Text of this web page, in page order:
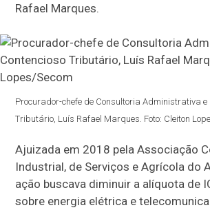
Rafael Marques.
Procurador-chefe de Consultoria Administrativa e
Tributário, Luís Rafael Marques. Foto: Cleiton
Ajuizada em 2018 pela Associação
Industrial, de Serviços e Agrícola do
ação buscava diminuir a alíquota de
sobre energia elétrica e